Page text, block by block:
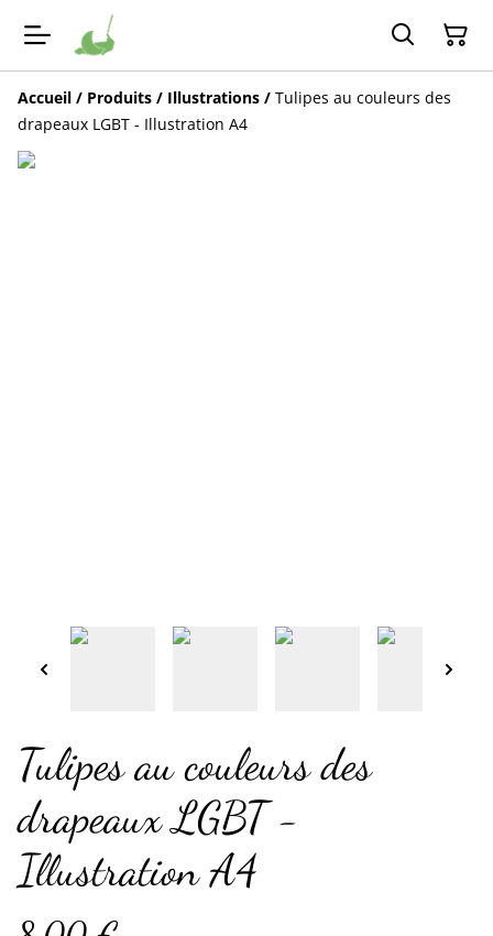
Accueil / Produits / Illustrations / Tulipes au couleurs des
drapeaux LGBT - Illustration A4
Tulipes au couleurs des
drapeaux LGBT -
Illustration A4